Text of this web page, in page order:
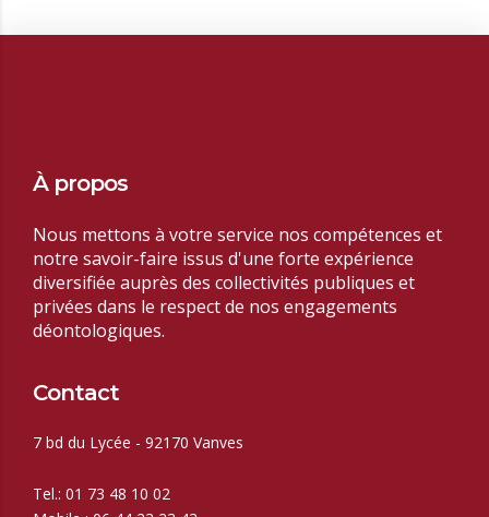
À propos
Nous mettons à votre service nos compétences et
notre savoir-faire issus d'une forte expérience
diversifiée auprès des collectivités publiques et
privées dans le respect de nos engagements
déontologiques.
Contact
7 bd du Lycée - 92170 Vanves
Tel.: 01 73 48 10 02